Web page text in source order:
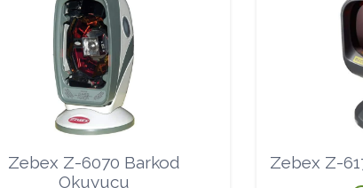
Zebex Z-6070 Barkod
Okuyucu
Zebex Z-